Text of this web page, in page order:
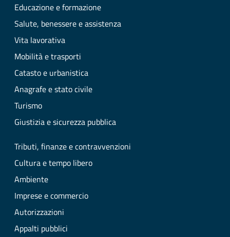
Educazione e formazione
Salute, benessere e assistenza
Vita lavorativa
Mobilità e trasporti
Catasto e urbanistica
Anagrafe e stato civile
Turismo
Giustizia e sicurezza pubblica
Tributi, finanze e contravvenzioni
Cultura e tempo libero
Ambiente
Imprese e commercio
Autorizzazioni
Appalti pubblici